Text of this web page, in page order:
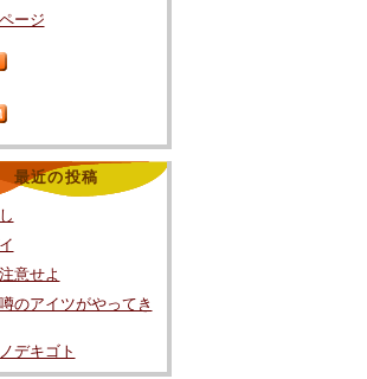
ージ
最近の投稿
意せよ
のアイツがやってき
デキゴト